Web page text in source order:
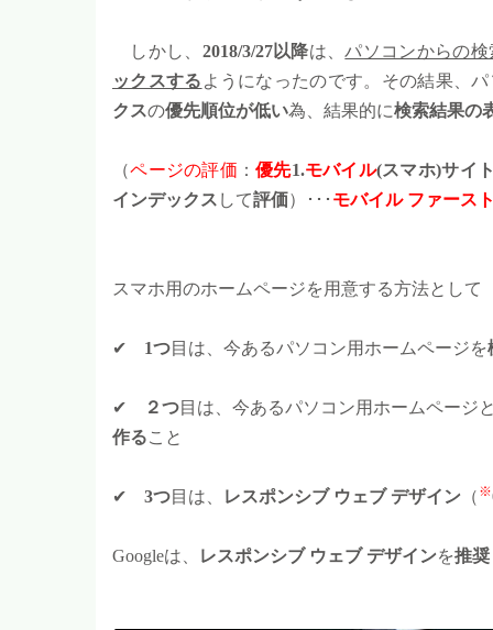
しかし、 2018/3/27以降は、パソコンからの
ックスする ようになったのです。その結果、
クスの優先順位が低い為、結果的に検索結果の
（ページの評価 ：優先1.モバイル(スマホ)サイ
インデックス して評価）･･･ モバイル ファース
スマホ用のホームページを用意する方法として
✔ 1つ目は、今あるパソコン用ホームページを
✔ ２つ目は、今あるパソコン用ホームページ
作ること
✔ 3つ目は、 レスポンシブ ウェブ デザイン （ ※
Googleは、 レスポンシブ ウェブ デザインを推奨